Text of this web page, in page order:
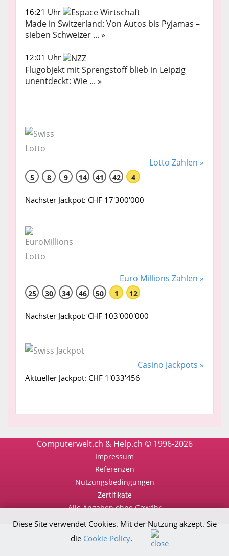
16:21 Uhr
Made in Switzerland: Von Autos bis Pyjamas –
sieben Schweizer ... »
12:01 Uhr
Flugobjekt mit Sprengstoff blieb in Leipzig
unentdeckt: Wie ... »
Lotto Zahlen »
5 8 9 14 41 42 4
Nächster Jackpot: CHF 17'300'000
Euro Millions Zahlen »
25 30 34 46 50 1 12
Nächster Jackpot: CHF 103'000'000
Casino Jackpots »
Aktueller Jackpot: CHF 1'033'456
Computerwelt.ch & Help.ch © 1996-2026
Impressum
Referenzen
Nutzungsbedingungen
Zertifikate
Alle Angaben ohne Gewähr
Diese Site verwendet Cookies. Mit der Nutzung akzept. Sie
die Cookie Policy.